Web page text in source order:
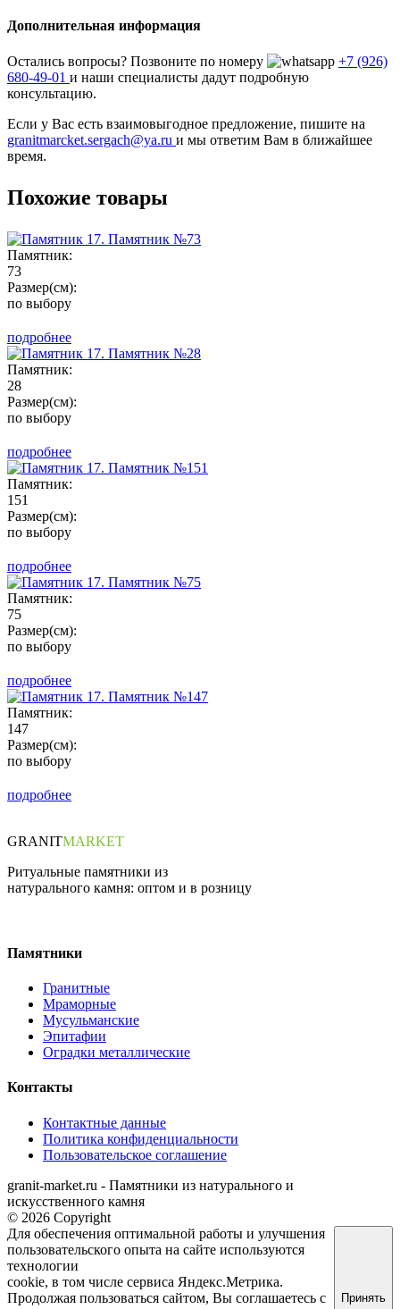
Дополнительная информация
Остались вопросы? Позвоните по номеру
+7 (926)
680-49-01 и наши специалисты дадут подробную
консультацию.
Если у Вас есть взаимовыгодное предложение, пишите на
granitmarcket.sergach@ya.ru и мы ответим Вам в ближайшее
время.
Похожие товары
Памятник:
73
Размер(см):
по выбору
подробнее
Памятник:
28
Размер(см):
по выбору
подробнее
Памятник:
151
Размер(см):
по выбору
подробнее
Памятник:
75
Размер(см):
по выбору
подробнее
Памятник:
147
Размер(см):
по выбору
подробнее
GRANITMARKET
Ритуальные памятники из
натурального камня: оптом и в розницу
Памятники
Гранитные
Мраморные
Мусульманские
Эпитафии
Оградки металлические
Контакты
Контактные данные
Политика конфиденциальности
Пользовательское cоглашение
granit-market.ru - Памятники из натурального и
искусственного камня
© 2026 Copyright
Для обеспечения оптимальной работы и улучшения
пользовательского опыта на сайте используются
технологии
cookie, в том числе сервиса Яндекс.Метрика.
Продолжая пользоваться сайтом, Вы соглашаетесь с
Принять